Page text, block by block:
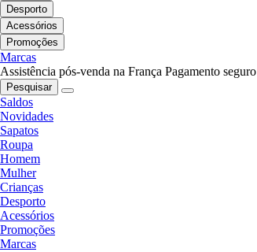
Desporto
Acessórios
Promoções
Marcas
Assistência pós-venda na França Pagamento seguro
Pesquisar
Saldos
Novidades
Sapatos
Roupa
Homem
Mulher
Crianças
Desporto
Acessórios
Promoções
Marcas